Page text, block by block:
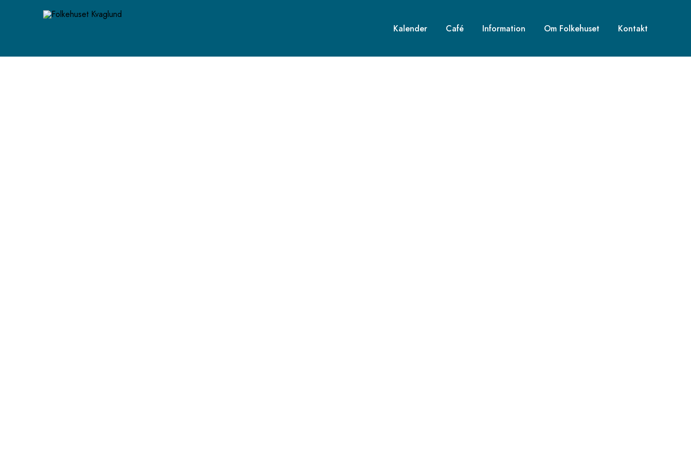
Kalender Café Information Om Folkehuset Kontakt